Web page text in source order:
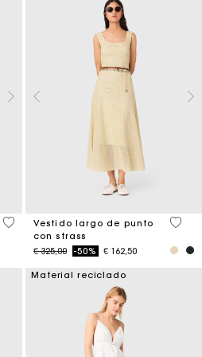
4,1 out of 5 Customer Rating
Vestido largo de punto
con strass
Price reduced from
€ 325,00to-50% € 162,50
5 out
Material reciclado